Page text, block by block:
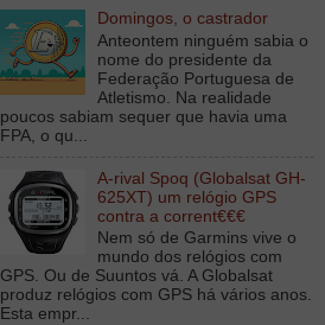
Domingos, o castrador
Anteontem ninguém sabia o
nome do presidente da
Federação Portuguesa de
Atletismo. Na realidade
poucos sabiam sequer que havia uma
FPA, o qu...
A-rival Spoq (Globalsat GH-
625XT) um relógio GPS
contra a corrent€€€
Nem só de Garmins vive o
mundo dos relógios com
GPS. Ou de Suuntos vá. A Globalsat
produz relógios com GPS há vários anos.
Esta empr...